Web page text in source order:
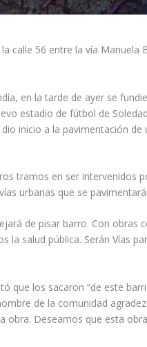
calle 56 entre la vía Manuela
en la tarde de ayer se
estadio de fútbol de
inicio a la pavimentación de
tramos en ser intervenidos
urbanas que se
de pisar barro. Con obras
salud pública. Serán Vías
que los sacaron “de este
de la comunidad
obra. Deseamos que esta